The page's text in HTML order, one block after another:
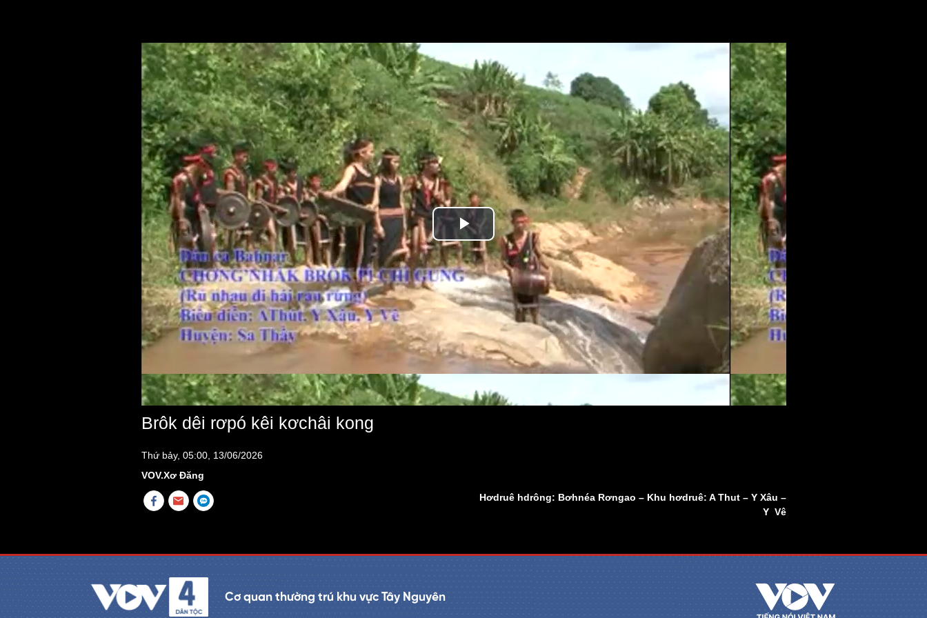
Play
Video
Brôk dêi rơpó kêi kơchâi kong
Thứ bảy, 05:00, 13/06/2026
VOV.Xơ Đăng
Hơdruê hdrông: Bơhnéa Rơngao – Khu hơdruê: A Thut – Y Xâu –
Y Vê
Cơ quan thường trú khu vực Tây Nguyên